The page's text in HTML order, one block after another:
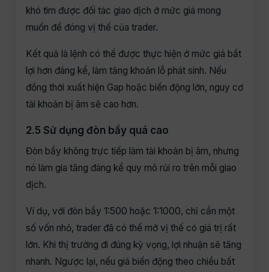
khó tìm được đối tác giao dịch ở mức giá mong
muốn để đóng vị thế của trader.
Kết quả là lệnh có thể được thực hiện ở mức giá bất
lợi hơn đáng kể, làm tăng khoản lỗ phát sinh. Nếu
đồng thời xuất hiện Gap hoặc biến động lớn, nguy cơ
tài khoản bị âm sẽ cao hơn.
2.5 Sử dụng đòn bẩy quá cao
Đòn bẩy không trực tiếp làm tài khoản bị âm, nhưng
nó làm gia tăng đáng kể quy mô rủi ro trên mỗi giao
dịch.
Ví dụ, với đòn bẩy 1:500 hoặc 1:1000, chỉ cần một
số vốn nhỏ, trader đã có thể mở vị thế có giá trị rất
lớn. Khi thị trường đi đúng kỳ vọng, lợi nhuận sẽ tăng
nhanh. Ngược lại, nếu giá biến động theo chiều bất